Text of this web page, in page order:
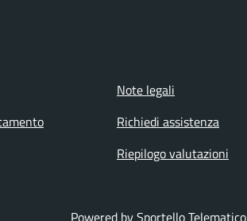
Note legali
Richiedi assistenza
Riepilogo valutazioni
Powered by Sportello Telematico